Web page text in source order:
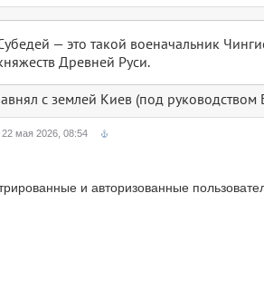
— это такой военачальник
Древней Руси.
с землей Киев (под
22 мая 2026, 08:54
и авторизованные